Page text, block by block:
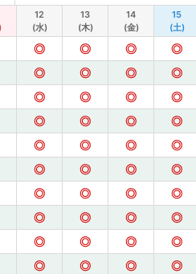
12
(水)
13
(木)
14
(金)
15
(土)
◎ ◎ ◎
◎
◎ ◎ ◎
◎
◎ ◎ ◎
◎
◎ ◎ ◎
◎
◎ ◎ ◎
◎
◎ ◎ ◎
◎
◎ ◎ ◎
◎
◎ ◎ ◎
◎
◎ ◎ ◎
◎
◎ ◎ ◎
◎